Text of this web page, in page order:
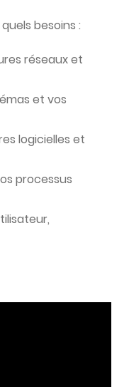
besoins :
réseaux et
et vos
logicielles et
processus